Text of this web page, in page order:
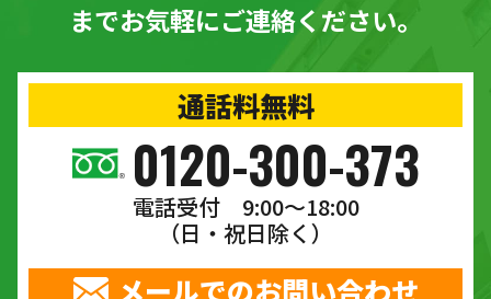
までお気軽にご連絡ください。
通話料無料
0120-300-373
電話受付 9:00〜18:00
（日・祝日除く）
メールでのお問い合わせ